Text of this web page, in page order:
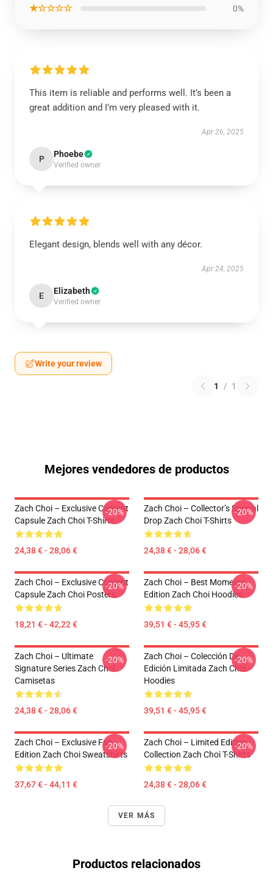
★☆☆☆☆ 0%
This item is reliable and performs well. It’s been a
great addition and I’m very pleased with it.
Apr 26, 2025
P Phoebe
Verified owner
Elegant design, blends well with any décor.
Apr 24, 2025
E Elizabeth
Verified owner
Write your review
1 / 1
Mejores vendedores de productos
Zach Choi – Exclusive Content
Capsule Zach Choi T-Shirts
24,38 € - 28,06 €
-20%
Zach Choi – Collector’s Special
Drop Zach Choi T-Shirts
24,38 € - 28,06 €
-20%
Zach Choi – Exclusive Content
Capsule Zach Choi Posters
18,21 € - 42,22 €
-20%
Zach Choi – Best Moments
Edition Zach Choi Hoodies
39,51 € - 45,95 €
-20%
Zach Choi – Ultimate
Signature Series Zach Choi
Camisetas
24,38 € - 28,06 €
-20%
Zach Choi – Colección De
Edición Limitada Zach Choi
Hoodies
39,51 € - 45,95 €
-20%
Zach Choi – Exclusive Fan
Edition Zach Choi Sweatshirts
37,67 € - 44,11 €
-20%
Zach Choi – Limited Edition
Collection Zach Choi T-Shirts
24,38 € - 28,06 €
-20%
VER MÁS
Productos relacionados